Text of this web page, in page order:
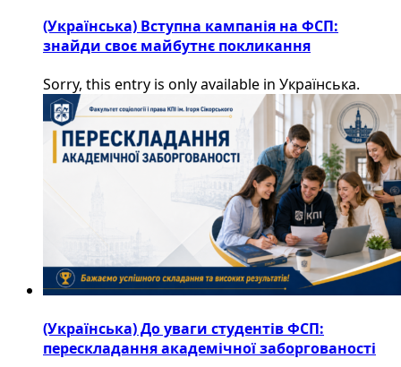
(Українська) Вступна кампанія на ФСП:
знайди своє майбутнє покликання
Sorry, this entry is only available in Українська.
(Українська) До уваги студентів ФСП:
перескладання академічної заборгованості